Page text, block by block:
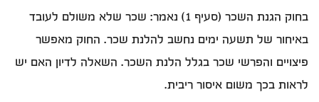
בחוק הגנת השכר (סעיף 1) נאמר: שכר שלא משולם לעובד
באיחור של תשעה ימים נחשב להלנת שכר. החוק מאפשר
פיצויים והפרשי שכר בגלל הלנת השכר. השאלה לדיון האם יש
לראות בכך משום איסור ריבית.